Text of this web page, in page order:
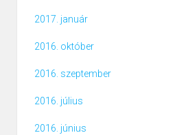
2017. január
2016. október
2016. szeptember
2016. július
2016. június